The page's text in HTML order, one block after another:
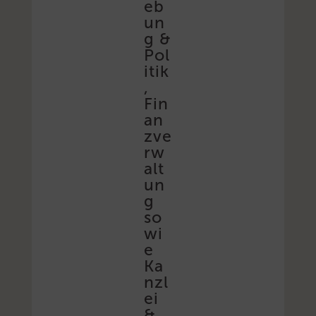
eb
un
g &
Pol
itik
,
Fin
an
zve
rw
alt
un
g
so
wi
e
Ka
nzl
ei